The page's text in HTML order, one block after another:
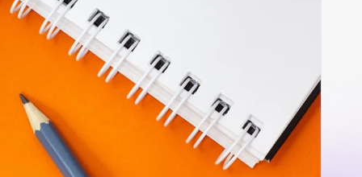
Recruiting per WhatsApp: So
geht's smart
Lesen
rund um Recruiting-Themen.
ist es wichtigt und wie kann ein ATS helfen, eine erfolgreiche Strategie
zu bewerten und zu nutzen.